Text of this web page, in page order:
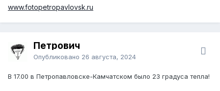
www.fotopetropavlovsk.ru
Петрович
Опубликовано 26 августа, 2024
В 17.00 в Петропавловске-Камчатском было 23 градуса тепла!